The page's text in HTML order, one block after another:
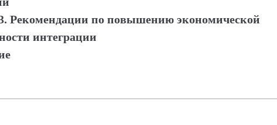
Рекомендации по повышению экономической
интеграции